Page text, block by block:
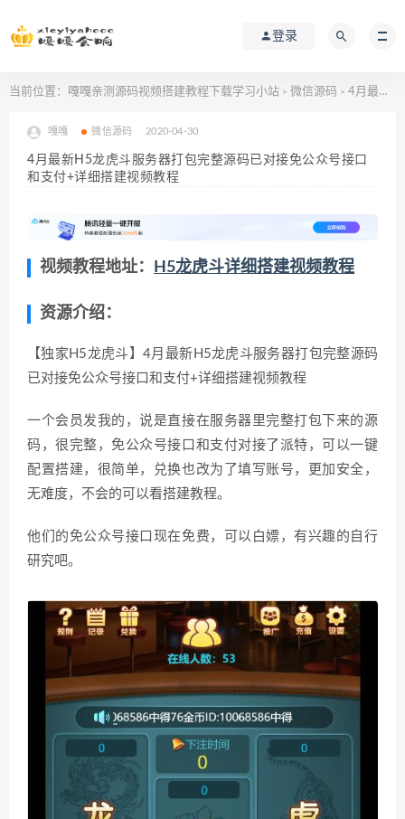
登录
当前位置： 嘎嘎亲测源码视频搭建教程下载学习小站 > 微信源码 > 4月最新H5龙虎斗服务器打包完整源码已对接免公众号接口和支付+详细搭建视频教程
嘎嘎 微信源码 2020-04-30
4月最新H5龙虎斗服务器打包完整源码已对接免公众号接口
和支付+详细搭建视频教程
视频教程地址： H5龙虎斗详细搭建视频教程
资源介绍：
【独家H5龙虎斗】4月最新H5龙虎斗服务器打包完整源码
已对接免公众号接口和支付+详细搭建视频教程
一个会员发我的，说是直接在服务器里完整打包下来的源
码，很完整，免公众号接口和支付对接了派特，可以一键
配置搭建，很简单，兑换也改为了填写账号，更加安全，
无难度，不会的可以看搭建教程。
他们的免公众号接口现在免费，可以白嫖，有兴趣的自行
研究吧。